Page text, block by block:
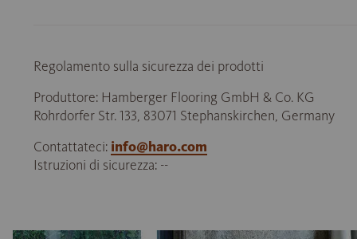
Regolamento sulla sicurezza dei prodotti
Produttore: Hamberger Flooring GmbH & Co. KG
Rohrdorfer Str. 133, 83071 Stephanskirchen, Germany
Contattateci: info@haro.com
Istruzioni di sicurezza: --